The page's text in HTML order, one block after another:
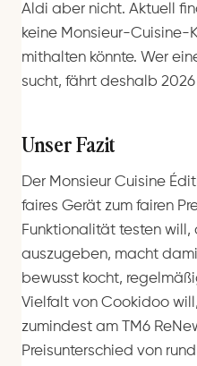
Aldi aber nicht. Aktuell
keine Monsieur-Cuisine-
mithalten könnte. Wer
sucht, fährt deshalb
Unser Fazit
Der Monsieur Cuisine
faires Gerät zum fairen
Funktionalität testen will,
auszugeben, macht
bewusst kocht,
Vielfalt von Cookidoo
zumindest am TM6
Preisunterschied von